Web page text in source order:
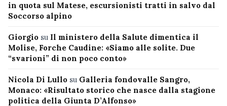
in quota sul Matese, escursionisti tratti in salvo dal
Soccorso alpino
Giorgio su Il ministero della Salute dimentica il
Molise, Forche Caudine: «Siamo alle solite. Due
“svarioni” di non poco conto»
Nicola Di Lullo su Galleria fondovalle Sangro,
Monaco: «Risultato storico che nasce dalla stagione
politica della Giunta D’Alfonso»